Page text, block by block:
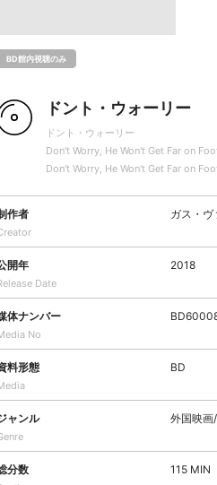
BD館内視聴のみ
ドント・ウォーリー
ドント・ウォーリー
Don't Worry, He Won't Get Far on
Don't Worry, He Won't Get Far on
作者 ガス・ヴ
開年
Date
2018
体ナンバー
No
料形態 BD
ャンル 外国映
分数 115 MIN